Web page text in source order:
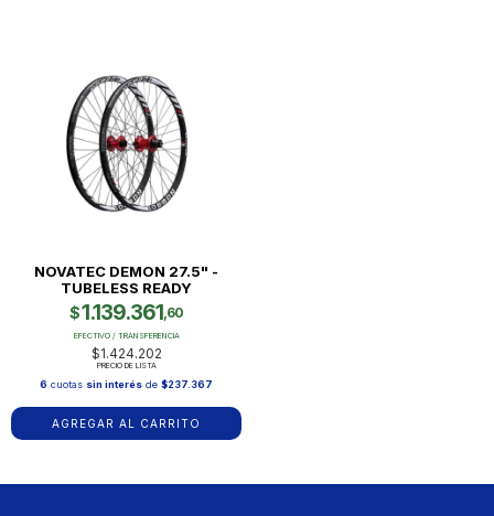
NOVATEC DEMON 27.5" -
TUBELESS READY
$1.139.361,60
EFECTIVO / TRANSFERENCIA
$1.424.202
PRECIO DE LISTA
6 cuotas sin interés de $237.367